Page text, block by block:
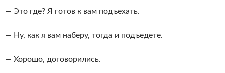
— Это где? Я готов к вам подъехать.
— Ну, как я вам наберу, тогда и подъедете.
— Хорошо, договорились.